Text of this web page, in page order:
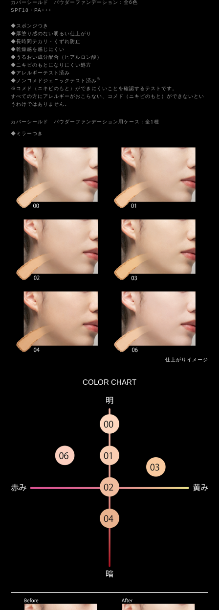
カバーシールド パウダーファンデーション：全6色
SPF18・PA+++
◆スポンジつき
◆厚塗り感のない明るい仕上がり
◆長時間テカリ・くずれ防止
◆乾燥感を感じにくい
◆うるおい成分配合（ヒアルロン酸）
◆ニキビのもとになりにくい処方
◆アレルギーテスト済み
◆ノンコメドジェニックテスト済み ※
※コメド（ニキビのもと）ができにくいことを確認するテストです。
すべての方にアレルギーがおこらない、コメド（ニキビのもと）ができないとい
うわけではありません。
カバーシールド パウダーファンデーション用ケース：全1種
◆ミラーつき
仕上がりイメージ
COLOR CHART